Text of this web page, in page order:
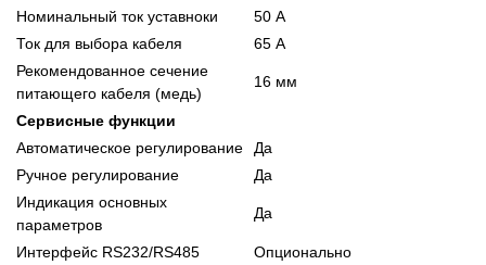
Номинальный ток уставноки
50 А
Ток для выбора кабеля
65 А
Рекомендованное сечение
питающего кабеля (медь)
16 мм
Сервисные функции
Автоматическое регулирование
Да
Ручное регулирование
Да
Индикация основных
параметров
Да
Интерфейс RS232/RS485
Опционально